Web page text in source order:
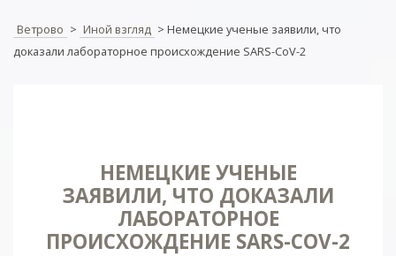
Ветрово > Иной взгляд > Немецкие ученые заявили, что
доказали лабораторное происхождение SARS-CoV-2
НЕМЕЦКИЕ УЧЕНЫЕ
ЗАЯВИЛИ, ЧТО ДОКАЗАЛИ
ЛАБОРАТОРНОЕ
ПРОИСХОЖДЕНИЕ SARS-COV-2